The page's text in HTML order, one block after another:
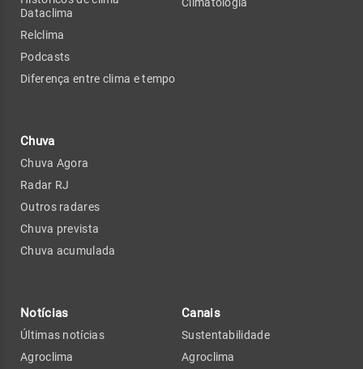
Dataclima
Relclima
Podcasts
Diferença entre clima e tempo
Chuva
Chuva Agora
Radar RJ
Outros radares
Chuva prevista
Chuva acumulada
Climatologia
Notícias
Últimas notícias
Agroclima
Canais
Sustentabilidade
Agroclima